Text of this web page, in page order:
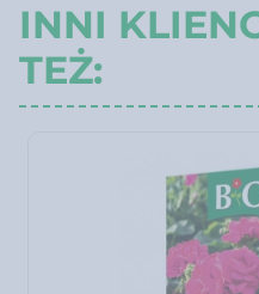
INNI
TEŻ: